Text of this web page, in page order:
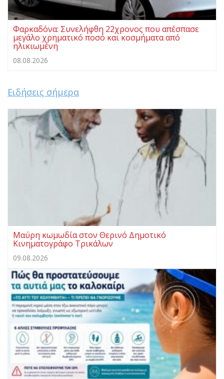
Φαρκαδόνα: Συνελήφθη 22χρονος που απέσπασε
μεγάλο χρηματικό ποσό και κοσμήματα από
ηλικιωμένη
08.08.2026
Ειδήσεις σήμερα
Μαύρη κωμωδία στον Θερινό Δημοτικό
Κινηματογράφο Τρικάλων
09.08.2026